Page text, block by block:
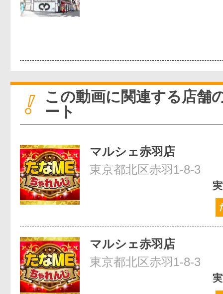
この動画に関連する店舗
ート
マルシェ赤羽店
東京都北区赤羽1-8-3
マルシェ赤羽店
東京都北区赤羽1-8-3